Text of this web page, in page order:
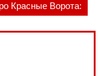
Красные Ворота: